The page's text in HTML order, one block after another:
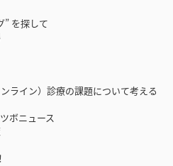
を探して
ライン）診療の課題について考える
ボニュース